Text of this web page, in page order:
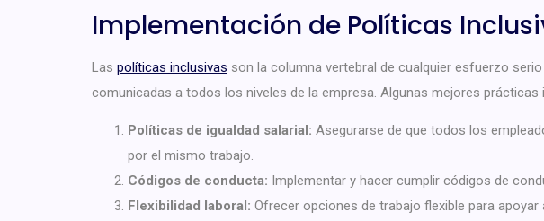
Implementación de Políticas
Las políticas inclusivas son la columna vertebral de cualquier esfuerzo
comunicadas a todos los niveles de la empresa. Algunas mejores prácticas
Políticas de igualdad salarial: Asegurarse de que todos los
por el mismo trabajo.
Códigos de conducta: Implementar y hacer cumplir códigos de
Flexibilidad laboral: Ofrecer opciones de trabajo flexible para